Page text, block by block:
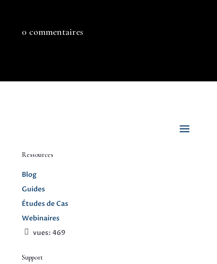
0 commentaires
Ressources
Blog
Guides
Études de Cas
Webinaires
vues: 469
Support